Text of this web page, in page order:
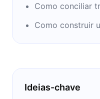
Como conciliar
Como construir
Ideias-chave